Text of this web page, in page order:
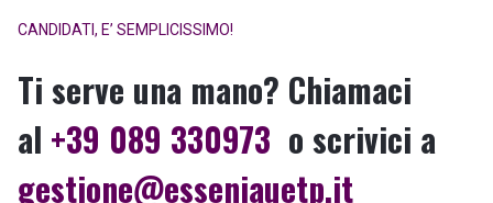
CANDIDATI, E’ SEMPLICISSIMO!
Ti serve una mano? Chiamaci
al +39 089 330973 o scrivici a
gestione@esseniauetp.it